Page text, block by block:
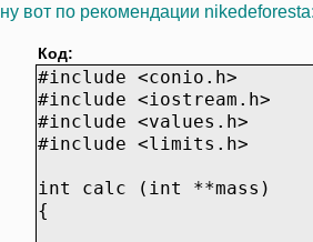
ну вот по рекомендации
Код:
#include <conio.h>
#include <iostream.h>
#include <values.h>
#include <limits.h>
int calc (int **mass)
{